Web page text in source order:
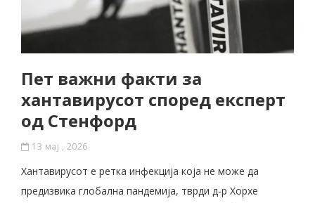
Пет важни факти за
хантавирусот според експерт
од Стенфорд
13 мај , 2026
Хантавирусот е ретка инфекција која не може да
предизвика глобална пандемија, тврди д-р Хорхе